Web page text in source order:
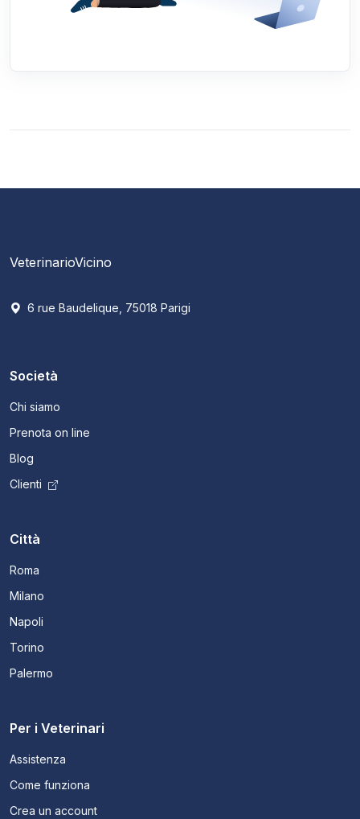
VeterinarioVicino
6 rue Baudelique, 75018 Parigi
Società
Chi siamo
Prenota on line
Blog
Clienti
Città
Roma
Milano
Napoli
Torino
Palermo
Per i Veterinari
Assistenza
Come funziona
Crea un account